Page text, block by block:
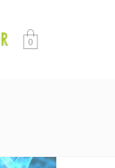
0